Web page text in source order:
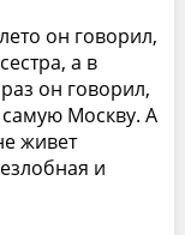
он говорил,
а в
он говорил,
самую Москву. А
живет
и